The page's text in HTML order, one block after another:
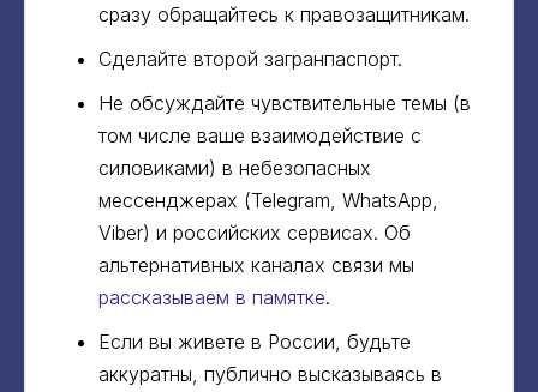
сразу обращайтесь к правозащитникам.
Сделайте второй загранпаспорт.
Не обсуждайте чувствительные темы (в
том числе ваше взаимодействие с
силовиками) в небезопасных
мессенджерах (Telegram, WhatsApp,
Viber) и российских сервисах. Об
альтернативных каналах связи мы
рассказываем в памятке.
Если вы живете в России, будьте
аккуратны, публично высказываясь в